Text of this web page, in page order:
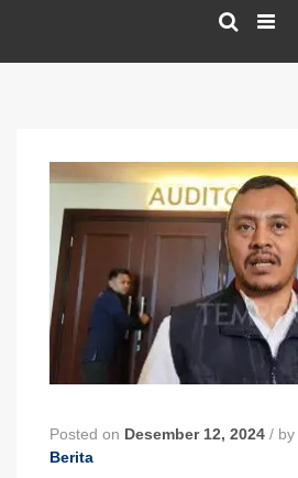
Posted on Desember 12, 2024 / by
Berita